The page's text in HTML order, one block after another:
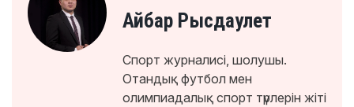
Айбар Рысдаулет
Спорт журналисі, шолушы.
Отандық футбол мен
олимпиадалық спорт түрлерін жіті